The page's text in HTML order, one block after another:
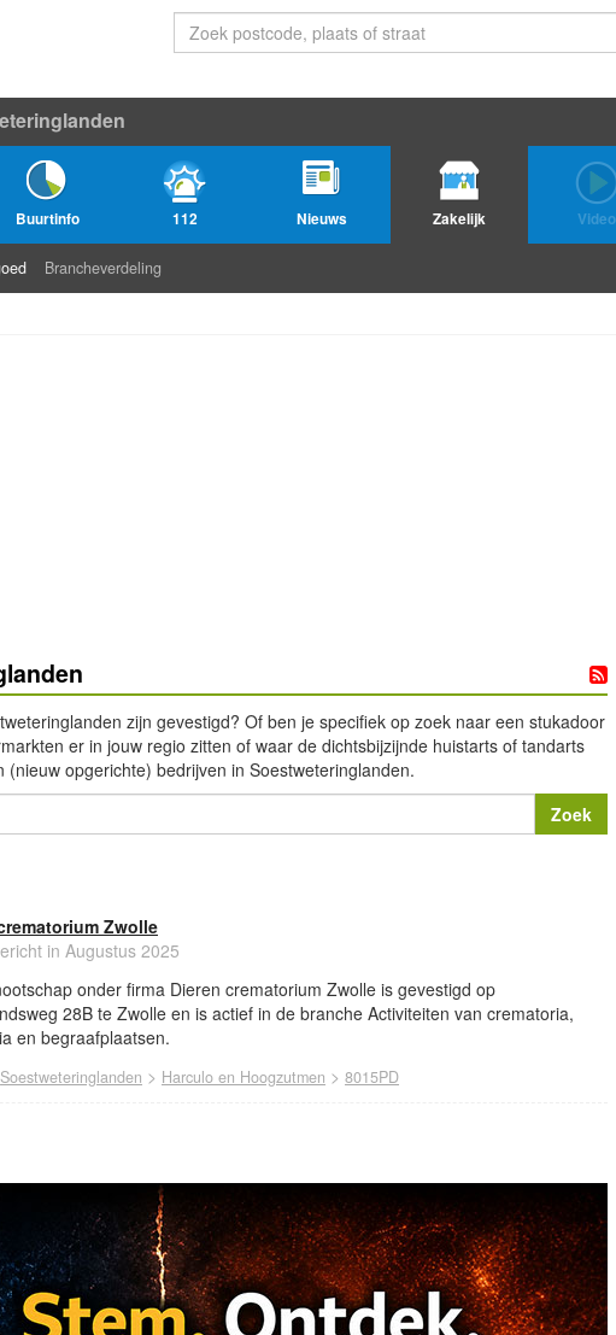
Buurtinfo 112 Nieuws Zakelijk Video
Brancheverdeling
zijn gevestigd? Of ben je specifiek op zoek naar een stukadoor
er in jouw regio zitten of waar de dichtsbijzijnde huistarts of tandarts
opgerichte) bedrijven in Soestweteringlanden.
Zwolle
in Augustus 2025
onder firma Dieren crematorium Zwolle is gevestigd op
28B te Zwolle en is actief in de branche Activiteiten van crematoria,
en begraafplaatsen.
Soestweteringlanden > Harculo en Hoogzutmen > 8015PD